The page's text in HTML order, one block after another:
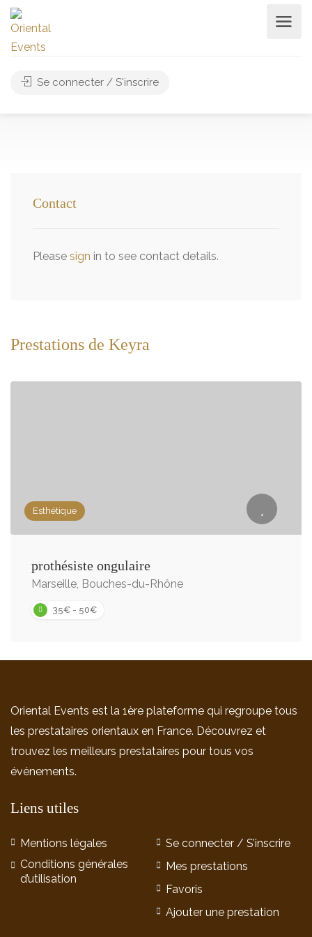
Se connecter / S'inscrire
Contact
Please sign in to see contact details.
Prestations de Keyra
Esthétique
prothésiste ongulaire
Marseille, Bouches-du-Rhône
35€ - 50€
Oriental Events est la 1ère plateforme qui regroupe tous
les prestataires orientaux en France. Découvrez et
trouvez les meilleurs prestataires pour tous vos
événements.
Liens utiles
Mentions légales
Conditions générales
d’utilisation
Se connecter / S’inscrire
Mes prestations
Favoris
Ajouter une prestation